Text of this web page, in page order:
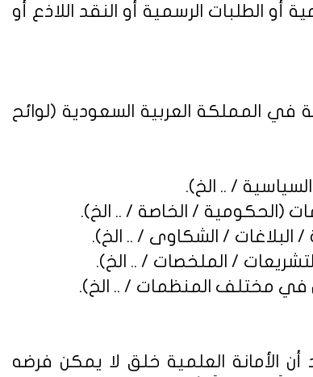
الطلبات الرسمية أو النقد اللاذع أو
في المملكة العربية السعودية (لوائح
الأمانة العلمية خلق لا يمكن فرضه